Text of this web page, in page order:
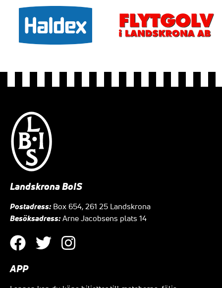
Landskrona BoIS
Postadress: Box 654, 261 25 Landskrona
Besöksadress: Arne Jacobsens plats 14
APP